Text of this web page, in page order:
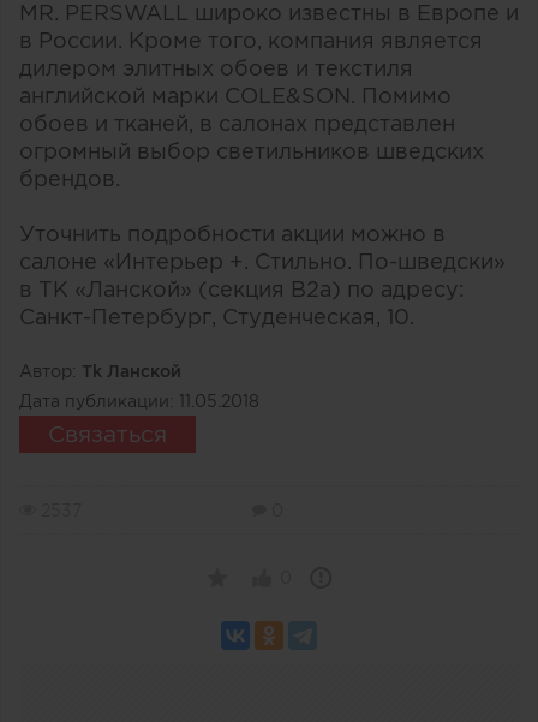
MR. PERSWALL широко известны в Европе и
в России. Кроме того, компания является
дилером элитных обоев и текстиля
английской марки COLE&SON. Помимо
обоев и тканей, в салонах представлен
огромный выбор светильников шведских
брендов.
Уточнить подробности акции можно в
салоне «Интерьер +. Стильно. По-шведски»
в ТК «Ланской» (секция B2a) по адресу:
Санкт-Петербург, Студенческая, 10.
Автор: Тk Ланской
Дата публикации: 11.05.2018
Связаться